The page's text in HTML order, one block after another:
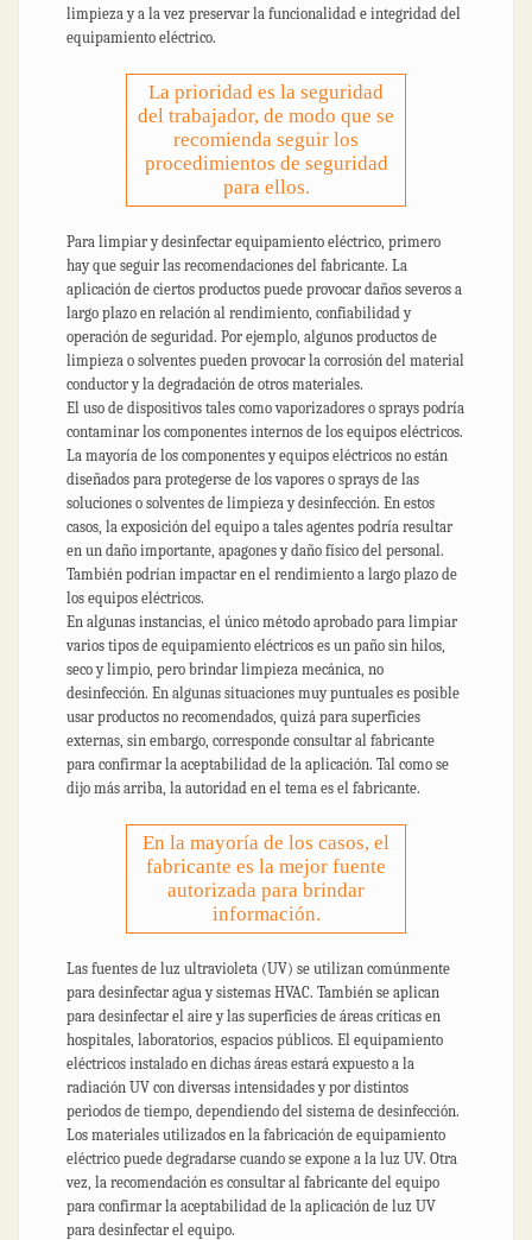
limpieza y a la vez preservar la funcionalidad e integridad del
equipamiento eléctrico.
La prioridad es la seguridad
del trabajador, de modo que se
recomienda seguir los
procedimientos de seguridad
para ellos.
Para limpiar y desinfectar equipamiento eléctrico, primero
hay que seguir las recomendaciones del fabricante. La
aplicación de ciertos productos puede provocar daños severos a
largo plazo en relación al rendimiento, confiabilidad y
operación de seguridad. Por ejemplo, algunos productos de
limpieza o solventes pueden provocar la corrosión del material
conductor y la degradación de otros materiales.
El uso de dispositivos tales como vaporizadores o sprays podría
contaminar los componentes internos de los equipos eléctricos.
La mayoría de los componentes y equipos eléctricos no están
diseñados para protegerse de los vapores o sprays de las
soluciones o solventes de limpieza y desinfección. En estos
casos, la exposición del equipo a tales agentes podría resultar
en un daño importante, apagones y daño físico del personal.
También podrían impactar en el rendimiento a largo plazo de
los equipos eléctricos.
En algunas instancias, el único método aprobado para limpiar
varios tipos de equipamiento eléctricos es un paño sin hilos,
seco y limpio, pero brindar limpieza mecánica, no
desinfección. En algunas situaciones muy puntuales es posible
usar productos no recomendados, quizá para superficies
externas, sin embargo, corresponde consultar al fabricante
para confirmar la aceptabilidad de la aplicación. Tal como se
dijo más arriba, la autoridad en el tema es el fabricante.
En la mayoría de los casos, el
fabricante es la mejor fuente
autorizada para brindar
información.
Las fuentes de luz ultravioleta (UV) se utilizan comúnmente
para desinfectar agua y sistemas HVAC. También se aplican
para desinfectar el aire y las superficies de áreas críticas en
hospitales, laboratorios, espacios públicos. El equipamiento
eléctricos instalado en dichas áreas estará expuesto a la
radiación UV con diversas intensidades y por distintos
periodos de tiempo, dependiendo del sistema de desinfección.
Los materiales utilizados en la fabricación de equipamiento
eléctrico puede degradarse cuando se expone a la luz UV. Otra
vez, la recomendación es consultar al fabricante del equipo
para confirmar la aceptabilidad de la aplicación de luz UV
para desinfectar el equipo.